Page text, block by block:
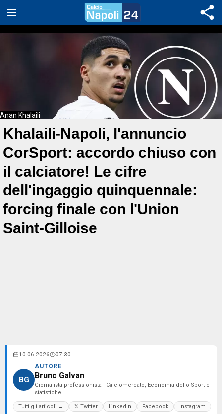
Anan Khalaili
Khalaili-Napoli, l'annuncio
CorSport: accordo chiuso con
il calciatore! Le cifre
dell'ingaggio quinquennale:
forcing finale con l'Union
Saint-Gilloise
10.06.2026 07:30
BG
AUTORE
Bruno Galvan
Giornalista professionista · Calciomercato, Economia dello Sport e
statistiche
Tutti gli articoli → 𝕏 Twitter LinkedIn Facebook Instagram